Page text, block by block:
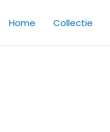
Home Collectie